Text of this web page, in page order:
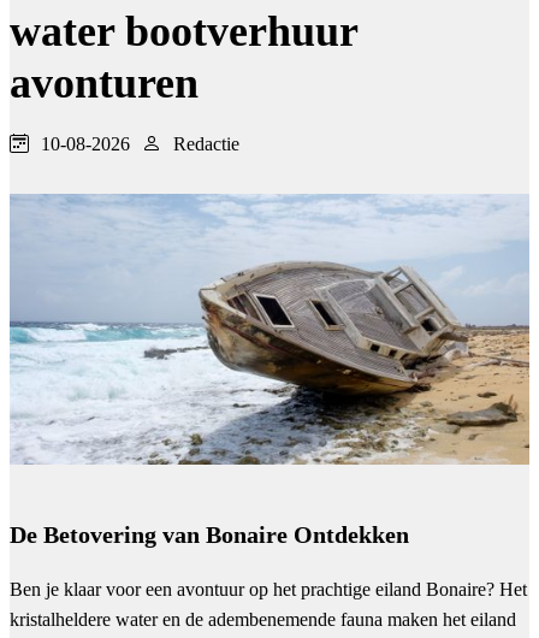
water bootverhuur
avonturen
10-08-2026 Redactie
De Betovering van Bonaire Ontdekken
Ben je klaar voor een avontuur op het prachtige eiland Bonaire? Het
kristalheldere water en de adembenemende fauna maken het eiland